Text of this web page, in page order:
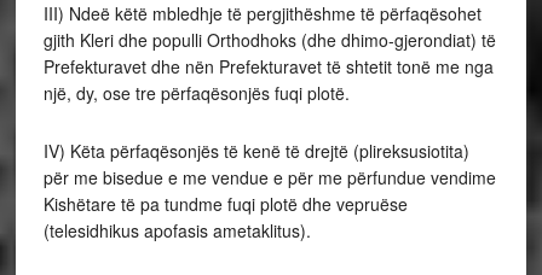
III) Ndeë këtë mbledhje të pergjithëshme të përfaqësohet
gjith Kleri dhe populli Orthodhoks (dhe dhimo-gjerondiat) të
Prefekturavet dhe nën Prefekturavet të shtetit tonë me nga
një, dy, ose tre përfaqësonjës fuqi plotë.
IV) Këta përfaqësonjës të kenë të drejtë (plireksusiotita)
për me bisedue e me vendue e për me përfundue vendime
Kishëtare të pa tundme fuqi plotë dhe vepruëse
(telesidhikus apofasis ametaklitus).